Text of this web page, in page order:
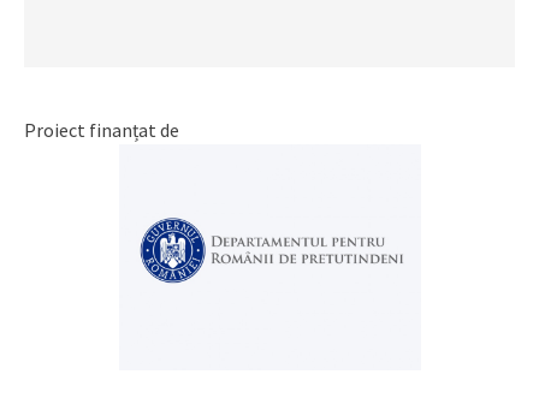
Proiect finanțat de